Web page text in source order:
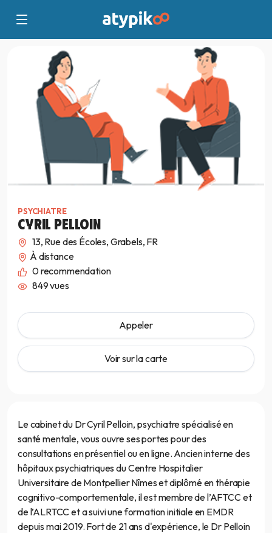
PSYCHIATRE
CYRIL PELLOIN
13, Rue des Écoles, Grabels, FR
À distance
0recommendation
849 vues
Appeler
Voir sur la carte
Le cabinet du Dr Cyril Pelloin, psychiatre spécialisé en
santé mentale, vous ouvre ses portes pour des
consultations en présentiel ou en ligne. Ancien interne des
hôpitaux psychiatriques du Centre Hospitalier
Universitaire de Montpellier Nîmes et diplômé en thérapie
cognitivo-comportementale, il est membre de l’AFTCC et
de l’ALRTCC et a suivi une formation initiale en EMDR
depuis mai 2019. Fort de 21 ans d'expérience, le Dr Pelloin